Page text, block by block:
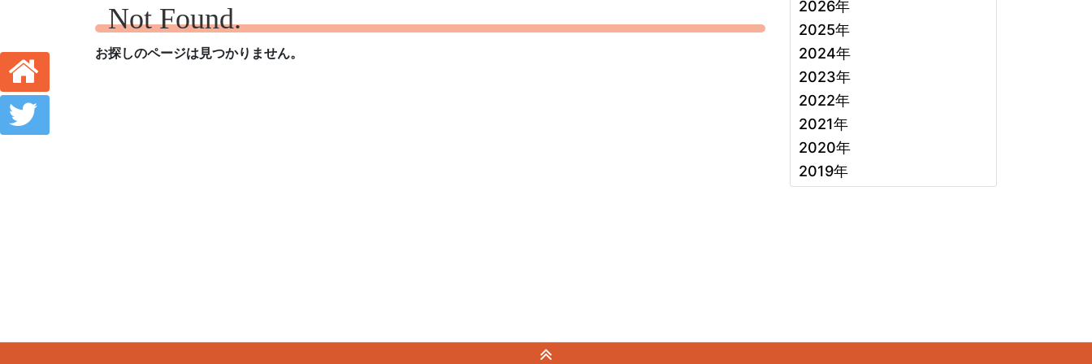
Not Found.
お探しのページは見つかりません。
2026年
2025年
2024年
2023年
2022年
2021年
2020年
2019年